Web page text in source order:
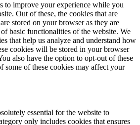
to improve your experience while you
Out of these, the cookies that are
stored on your browser as they are
basic functionalities of the website. We
that help us analyze and understand how
cookies will be stored in your browser
also have the option to opt-out of these
some of these cookies may affect your
essential for the website to
only includes cookies that ensures